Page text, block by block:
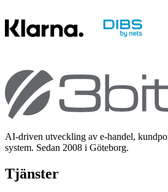
AI-driven utveckling av e-handel,
system. Sedan 2008 i Göteborg.
Tjänster